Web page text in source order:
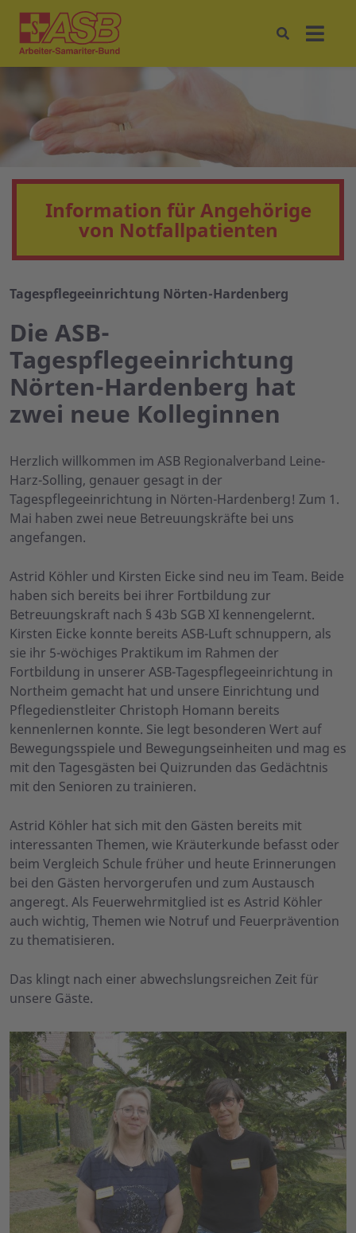
Information für Angehörige
von Notfallpatienten
Tagespflegeeinrichtung Nörten-Hardenberg
Die ASB-
Tagespflegeeinrichtung
Nörten-Hardenberg hat
zwei neue Kolleginnen
Herzlich willkommen im ASB Regionalverband Leine-
Harz-Solling, genauer gesagt in der
Tagespflegeeinrichtung in Nörten-Hardenberg! Zum 1.
Mai haben zwei neue Betreuungskräfte bei uns
angefangen.
Astrid Köhler und Kirsten Eicke sind neu im Team. Beide
haben sich bereits bei ihrer Fortbildung zur
Betreuungskraft nach § 43b SGB XI kennengelernt.
Kirsten Eicke konnte bereits ASB-Luft schnuppern, als
sie ihr 5-wöchiges Praktikum im Rahmen der
Fortbildung in unserer ASB-Tagespflegeeinrichtung in
Northeim gemacht hat und unsere Einrichtung und
Pflegedienstleiter Christoph Homann bereits
kennenlernen konnte. Sie legt besonderen Wert auf
Bewegungsspiele und Bewegungseinheiten und mag es
mit den Tagesgästen bei Quizrunden das Gedächtnis
mit den Senioren zu trainieren.
Astrid Köhler hat sich mit den Gästen bereits mit
interessanten Themen, wie Kräuterkunde befasst oder
beim Vergleich Schule früher und heute Erinnerungen
bei den Gästen hervorgerufen und zum Austausch
angeregt. Als Feuerwehrmitglied ist es Astrid Köhler
auch wichtig, Themen wie Notruf und Feuerprävention
zu thematisieren.
Das klingt nach einer abwechslungsreichen Zeit für
unsere Gäste.